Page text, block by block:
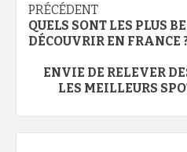
Navigation
d’article
PRÉCÉDENT
QUELS SONT LES PLUS
DÉCOUVRIR EN FRANCE
ENVIE DE RELEVER
LES MEILLEURS